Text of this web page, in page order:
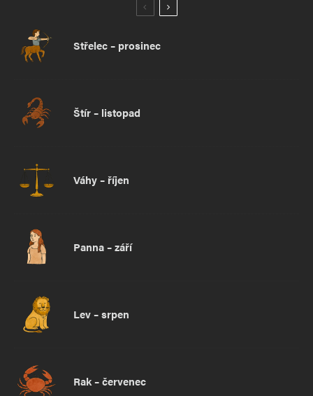
Střelec – prosinec
Štír – listopad
Váhy – říjen
Panna – září
Lev – srpen
Rak – červenec